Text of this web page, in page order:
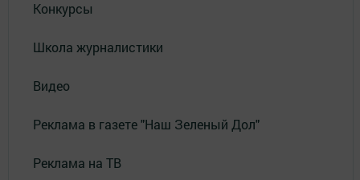
Конкурсы
Школа журналистики
Видео
Реклама в газете "Наш Зеленый Дол"
Реклама на ТВ